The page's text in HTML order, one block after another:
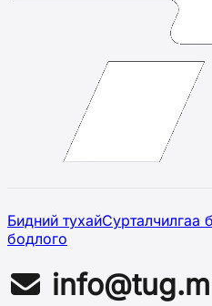
Бидний тухайСурталчилгаа
бодлого